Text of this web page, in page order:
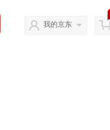
我的京东